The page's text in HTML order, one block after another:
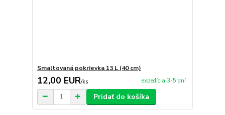
Smaltovaná pokrievka 13 L (40 cm)
12,00 EUR/ks expedícia 3-5 dní
Pridať do košíka